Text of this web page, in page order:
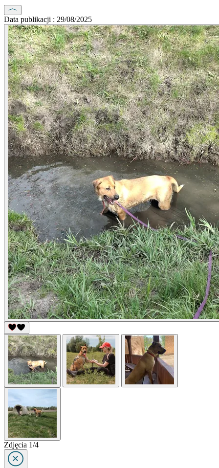
Data publikacji : 29/08/2025
Zdjęcia 1/4